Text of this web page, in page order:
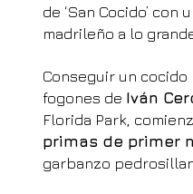
de ‘San Cocido’
madrileño a lo
Conseguir un
fogones de Iván
Florida Park,
primas de primer
garbanzo